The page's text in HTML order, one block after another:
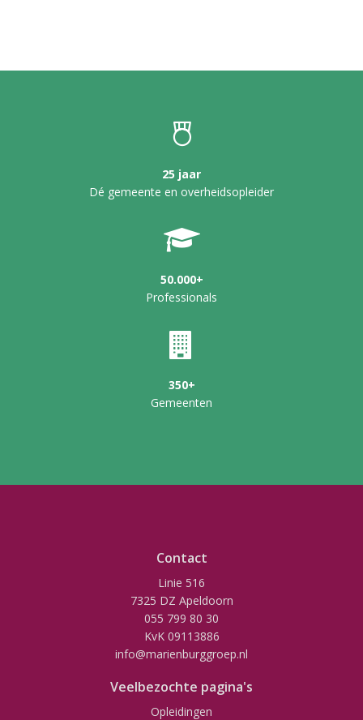
25 jaar
Dé gemeente en overheidsopleider
50.000+
Professionals
350+
Gemeenten
Contact
Linie 516
7325 DZ Apeldoorn
055 799 80 30
KvK 09113886
info@marienburggroep.nl
Veelbezochte pagina's
Opleidingen